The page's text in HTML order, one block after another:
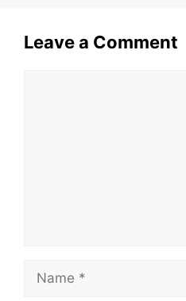
Leave a Comment